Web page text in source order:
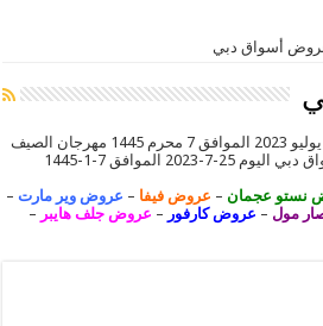
أسواق دبي
عروض أسواق دبي الأسبوعية 25 يوليو 2023 الموافق 7 محرم 1445 مهرجان الصيف
25-7-2023 الموافق 7-1-1445
نستو عجمان – عروض فيفا – عروض وير مارت –
مول – عروض كارفور – عروض جلف هايبر –